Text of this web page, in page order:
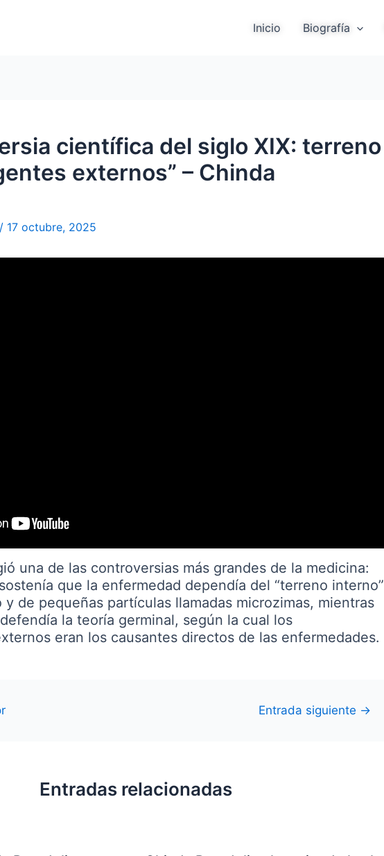
Inicio Biografía
científica del siglo XIX: terreno
externos” – Chinda
/ 17 octubre, 2025
una de las controversias más grandes de la medicina:
que la enfermedad dependía del “terreno interno”
y de pequeñas partículas llamadas microzimas, mientras
la teoría germinal, según la cual los
eran los causantes directos de las enfermedades.
Entrada siguiente →
Entradas relacionadas